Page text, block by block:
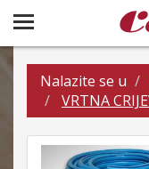
Nalazite se u
VRTNA